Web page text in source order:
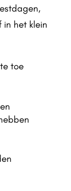
in het klein
toe